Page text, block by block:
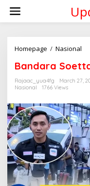
content
Homepage / Nasional
Bandara
Rajaac_yua4fg
March 27,
Nasional
1766 Views